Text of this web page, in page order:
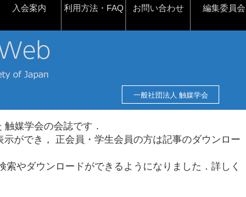
入会案内 利用方法・FAQ お問い合わせ 編集委員会
一般社団法人 触媒学会
媒学会の会誌です．
ができ， 正会員・学生会員の方は記事のダウンロー
やダウンロードができるようになりました．詳しく